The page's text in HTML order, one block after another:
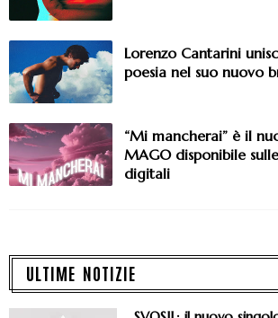
Lorenzo Cantarini
poesia nel suo nuovo
“Mi mancherai” è il
MAGO disponibile
digitali
ULTIME NOTIZIE